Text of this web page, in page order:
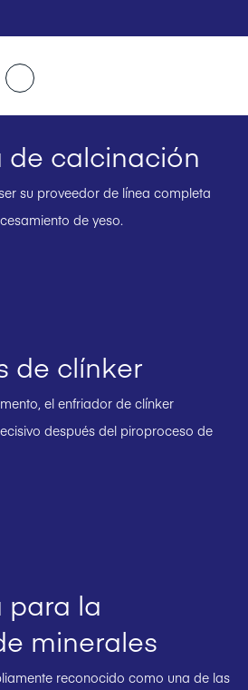
de calcinación
su proveedor de línea completa
de yeso.
de clínker
el enfriador de clínker
después del piroproceso de
para la
minerales
reconocido como una de las